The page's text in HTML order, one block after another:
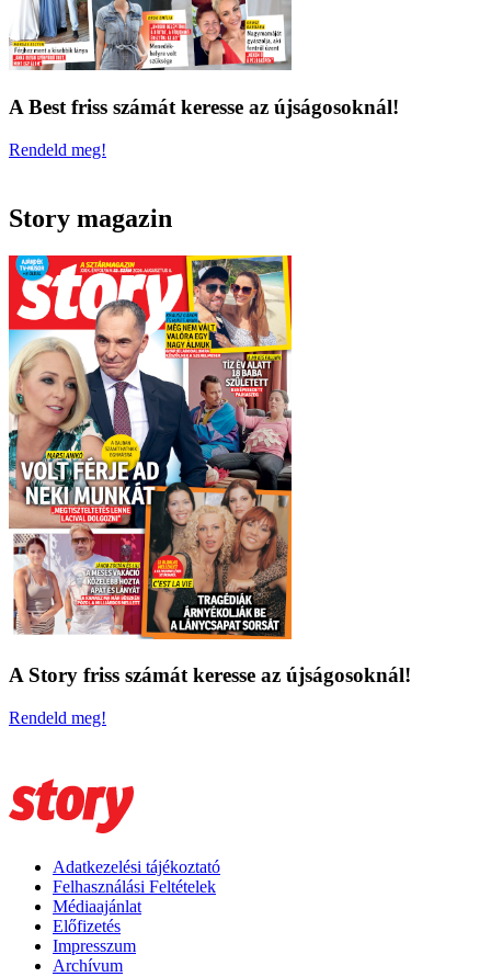
A Best friss számát keresse az újságosoknál!
Rendeld meg!
Story magazin
A Story friss számát keresse az újságosoknál!
Rendeld meg!
Adatkezelési tájékoztató
Felhasználási Feltételek
Médiaajánlat
Előfizetés
Impresszum
Archívum